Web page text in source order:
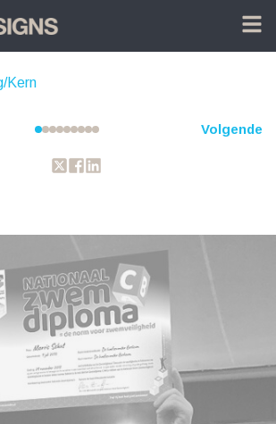
Kern
Volgende